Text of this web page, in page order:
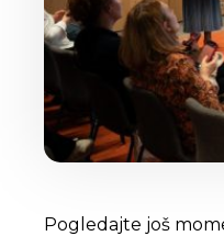
Pogledajte još